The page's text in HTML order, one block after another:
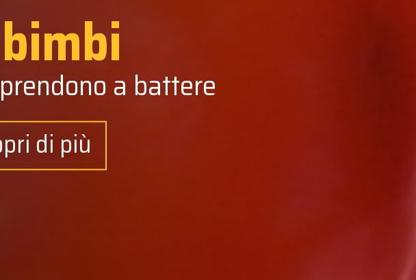
a battere
di più